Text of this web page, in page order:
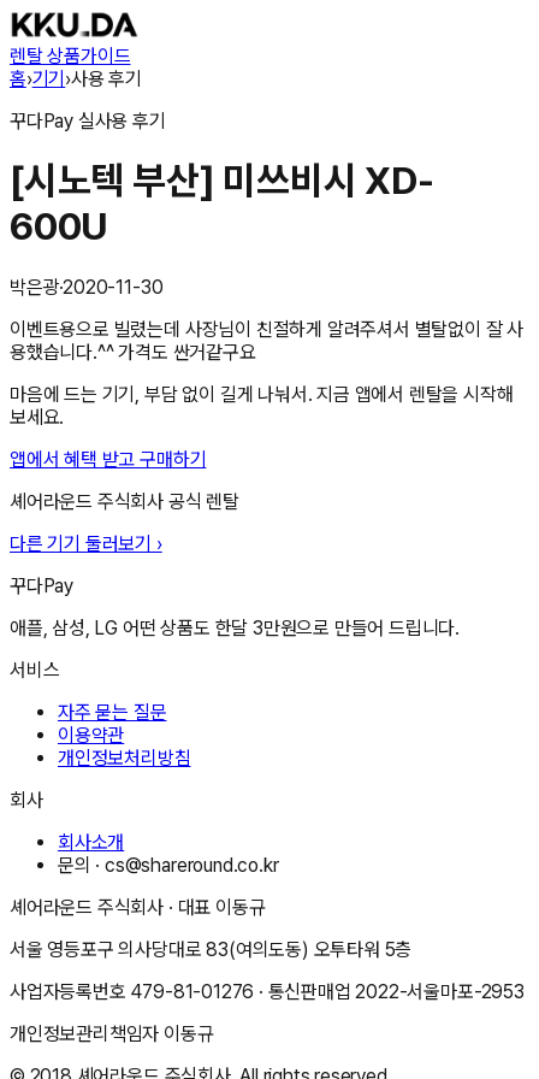
렌탈 상품가이드
홈›기기›사용 후기
꾸다Pay 실사용 후기
[시노텍 부산] 미쓰비시 XD-
600U
박은광·2020-11-30
이벤트용으로 빌렸는데 사장님이 친절하게 알려주셔서 별탈없이 잘 사
용했습니다.^^ 가격도 싼거같구요
마음에 드는 기기, 부담 없이 길게 나눠서. 지금 앱에서 렌탈을 시작해
보세요.
앱에서 혜택 받고 구매하기
셰어라운드 주식회사 공식 렌탈
다른 기기 둘러보기 ›
꾸다Pay
애플, 삼성, LG 어떤 상품도 한달 3만원으로 만들어 드립니다.
서비스
자주 묻는 질문
이용약관
개인정보처리방침
회사
회사소개
문의 ·cs@shareround.co.kr
셰어라운드 주식회사 · 대표 이동규
서울 영등포구 의사당대로 83(여의도동) 오투타워 5층
사업자등록번호 479-81-01276 · 통신판매업2022-서울마포-2953
개인정보관리책임자 이동규